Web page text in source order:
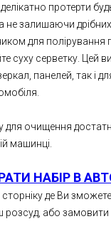
протерти
не залишаючи
для полірування
суху серветку. Цей
панелей, так і
для очищення
машинці.
НАБІР В
де Ви зможете
або замовити